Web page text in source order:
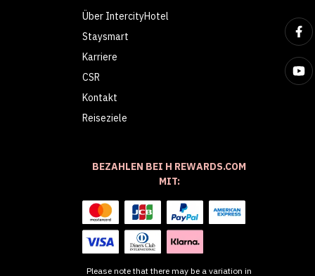
Über IntercityHotel
Staysmart
Karriere
CSR
Kontakt
Reiseziele
BEZAHLEN BEI H REWARDS.COM
MIT:
Please note that there may be a variation in